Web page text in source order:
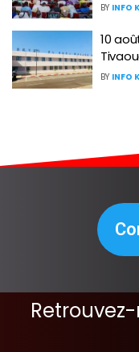
BY INFO
10
BY INFO